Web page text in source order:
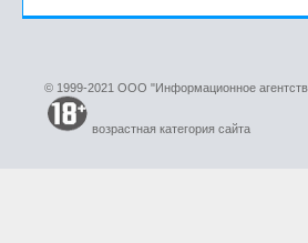
© 1999-2021 ООО "Информационное
возрастная категория сайта